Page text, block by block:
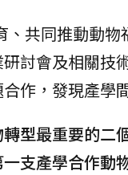
共同推動動
討會及相關技
作，發現產學
型最重要的二
支產學合作動